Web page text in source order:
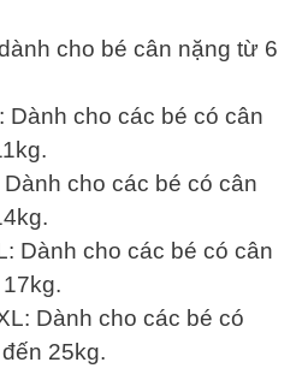
cho bé cân nặng từ 6
Dành cho các bé có cân
cho các bé có cân
Dành cho các bé có cân
Dành cho các bé có
25kg.